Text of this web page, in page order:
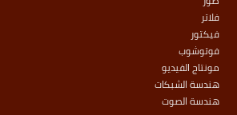
فلاتر
فيكتور
فوتوشوب
مونتاج الفيديو
هندسة الشبكات
هندسة الصوت